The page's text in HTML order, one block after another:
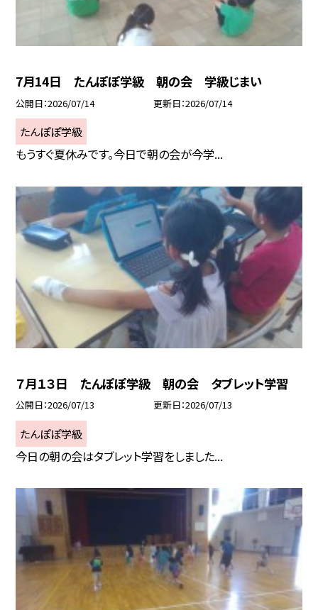
7月14日 たんぽぽ学級 朝の会 学級じまい
公開日 2026/07/14 更新日 2026/07/14
たんぽぽ学級
もうすぐ夏休みです。今日で朝の会が今学...
７月１３日 たんぽぽ学級 朝の会 タブレット学習
公開日 2026/07/13 更新日 2026/07/13
たんぽぽ学級
今日の朝の会はタブレット学習をしました...